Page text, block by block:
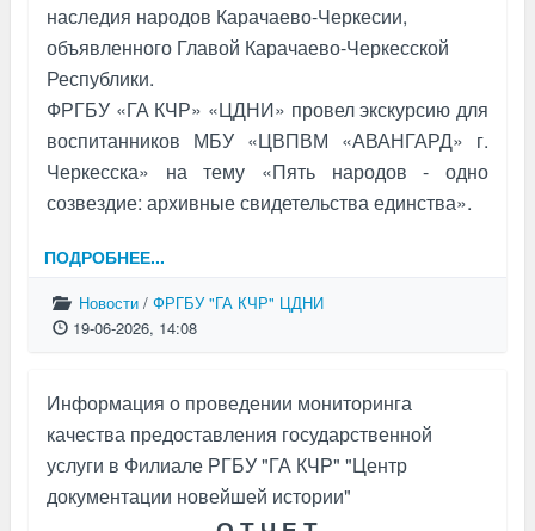
наследия народов Карачаево-Черкесии,
объявленного Главой Карачаево-Черкесской
Республики.
ФРГБУ «ГА КЧР» «ЦДНИ» провел экскурсию для
воспитанников МБУ «ЦВПВМ «АВАНГАРД» г.
Черкесска» на тему «Пять народов - одно
созвездие: архивные свидетельства единства».
ПОДРОБНЕЕ...
Новости/ ФРГБУ "ГА КЧР" ЦДНИ
19-06-2026, 14:08
Информация о проведении мониторинга
качества предоставления государственной
услуги в Филиале РГБУ "ГА КЧР" "Центр
документации новейшей истории"